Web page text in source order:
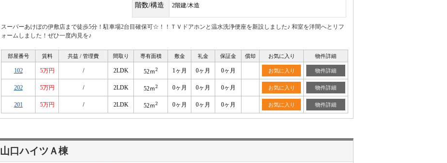
階数/構造 2階建/木造
スーパーあけぼの伊敷店まで徒歩5分！駐車場2台目確保可☆！！ＴＶドアホンと温水洗浄便座を新設しました♪ 和室を洋間へとリフ
ォームしました！ぜひ一度内見を♪
部屋番号 賃料 共益 / 管理費 間取り 専有面積 敷金 礼金 保証金 償却 お気に入り 物件詳細
102 5万円 / 2LDK 52ｍ2 1ヶ月 0ヶ月 0ヶ月 お気に入り 物件詳細
202 5万円 / 2LDK 52ｍ2 0ヶ月 0ヶ月 0ヶ月 お気に入り 物件詳細
201 5万円 / 2LDK 52ｍ2 0ヶ月 0ヶ月 0ヶ月 お気に入り 物件詳細
山口ハイツＡ棟